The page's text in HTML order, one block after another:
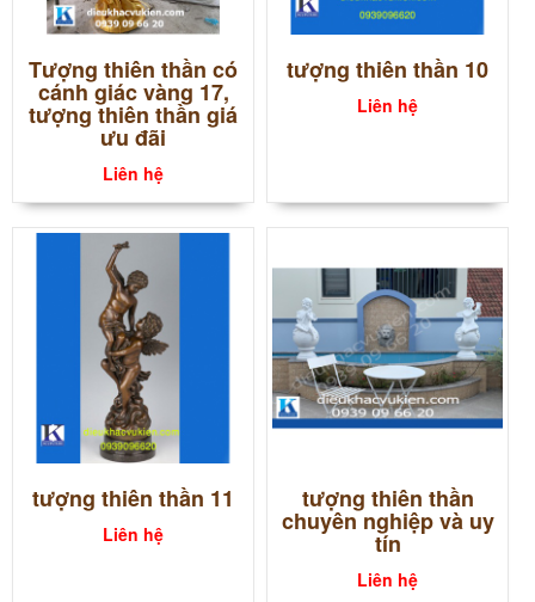
Tượng thiên thần có
cánh giác vàng 17,
tượng thiên thần giá
ưu đãi
Liên hệ
tượng thiên thần 10
Liên hệ
tượng thiên thần 11
Liên hệ
tượng thiên thần
chuyên nghiệp và uy
tín
Liên hệ